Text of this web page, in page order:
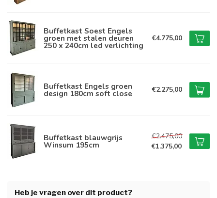
Buffetkast Soest Engels
groen met stalen deuren
250 x 240cm led verlichting
€4.775,00
Buffetkast Engels groen
design 180cm soft close €2.275,00
Buffetkast blauwgrijs
Winsum 195cm
€2.475,00
€1.375,00
Heb je vragen over dit product?